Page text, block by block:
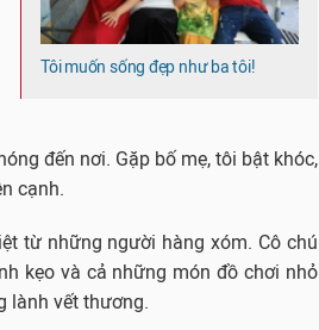
Tôi muốn sống đẹp như ba tôi!
đến nơi. Gặp bố mẹ, tôi bật khóc,
cạnh.
từ những người hàng xóm. Cô chú
kẹo và cả những món đồ chơi nhỏ
lành vết thương.